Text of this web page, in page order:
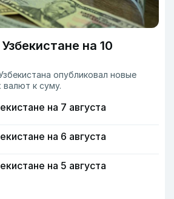
на 10
опубликовал новые
к суму.
на 7 августа
на 6 августа
на 5 августа